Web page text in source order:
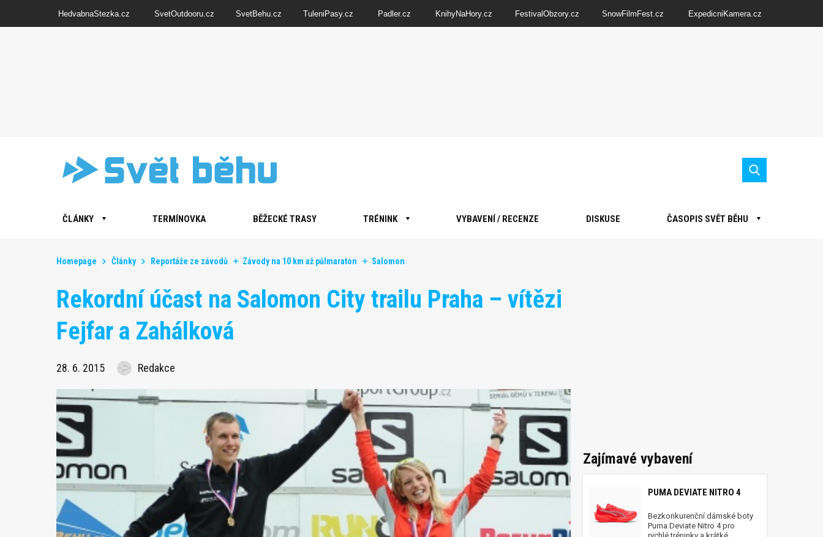
HedvabnaStezka.cz SvetOutdooru.cz SvetBehu.cz TuleniPasy.cz Padler.cz KnihyNaHory.cz FestivalObzory.cz SnowFilmFest.cz ExpedicniKamera.cz
ČLÁNKY TERMÍNOVKA BĚŽECKÉ TRASY TRÉNINK VYBAVENÍ / RECENZE DISKUSE ČASOPIS SVĚT BĚHU
Homepage Články Reportáže ze závodů Závody na 10 km až půlmaraton Salomon
Rekordní účast na Salomon City trailu Praha – vítězi
Fejfar a Zahálková
28. 6. 2015 Redakce
Zajímavé vybavení
PUMA DEVIATE NITRO 4
Bezkonkurenční dámské boty
Puma Deviate Nitro 4 pro